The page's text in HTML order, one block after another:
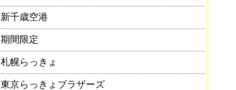
新千歳空港
期間限定
札幌らっきょ
東京らっきょブラザーズ